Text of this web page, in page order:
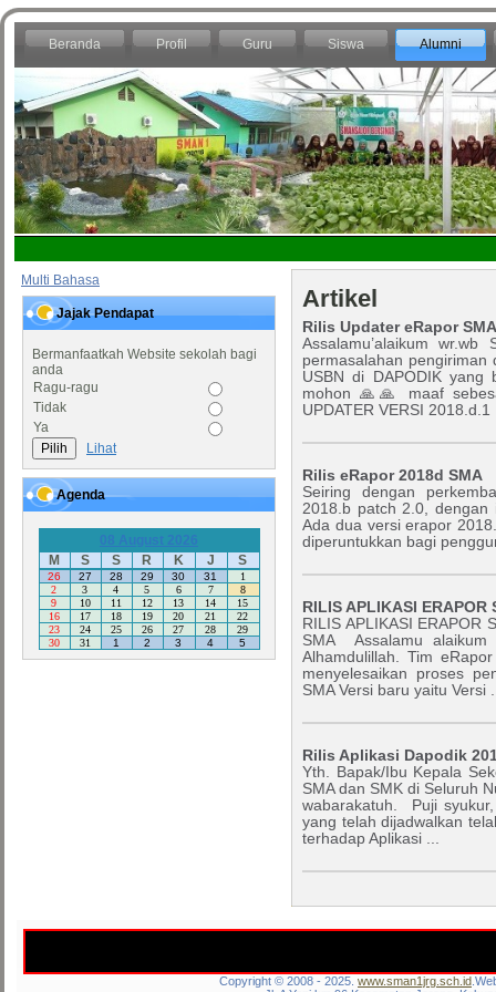
Beranda Profil Guru Siswa Alumni
Multi Bahasa
Jajak Pendapat
Bermanfaatkah Website sekolah bagi
anda
Ragu-ragu
Tidak
Ya
Lihat
Agenda
08 August 2026
M
S S R K J S
26 27 28 29 30 31
1
2
3 4 5 6 7
8
9
10 11 12 13 14
15
16
17 18 19 20 21
22
23
24 25 26 27 28
29
30
31 1 2 3 4 5
Artikel
Rilis Updater eRapor
Assalamu’alaikum
permasalahan pengiriman
USBN di DAPODIK yang
mohon 🙏🙏 maaf
UPDATER VERSI 2018.d.1
Rilis eRapor 2018d SMA
Seiring dengan
2018.b patch 2.0,
Ada dua versi erapor
diperuntukkan bagi
RILIS APLIKASI ERAPOR
RILIS APLIKASI ERAPOR
SMA Assalamu alaikum
Alhamdulillah. Tim
menyelesaikan proses
SMA Versi baru yaitu Versi
Rilis Aplikasi Dapodik
Yth. Bapak/Ibu Kepala
SMA dan SMK di Seluruh
wabarakatuh. Puji
yang telah dijadwalkan
terhadap Aplikasi ...
Copyright © 2008 - 2025. www.sman1jrg.sch.id